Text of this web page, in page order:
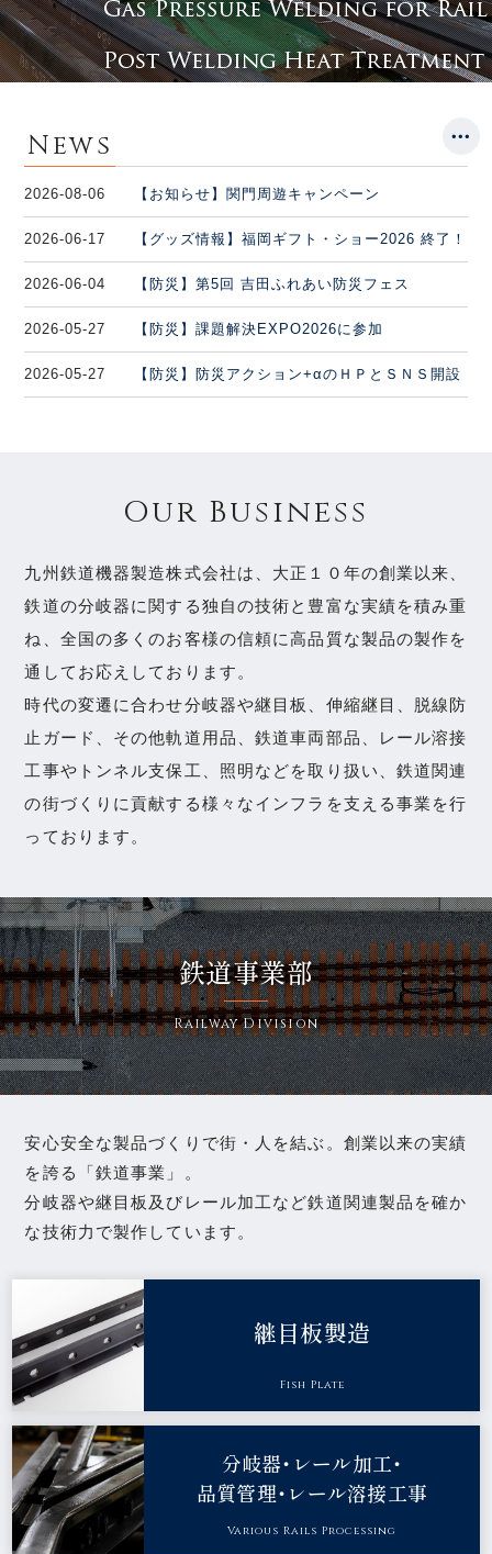
レール加工製造会社が
レール加工製造会社が
News
2026-08-06 【お知らせ】関門周遊キャンペーン
2026-06-17 【グッズ情報】福岡ギフト・ショー2026 終了！
2026-06-04 【防災】第5回 吉田ふれあい防災フェス
2026-05-27 【防災】課題解決EXPO2026に参加
2026-05-27 【防災】防災アクション+αのＨＰとＳＮＳ開設
Our Business
九州鉄道機器製造株式会社は、大正１０年の創業以来、
鉄道の分岐器に関する独自の技術と豊富な実績を積み重
ね、 全国の多くのお客様の信頼に高品質な製品の製作を
通してお応えしております。
時代の変遷に合わせ分岐器や継目板、伸縮継目、脱線防
止ガード、その他軌道用品、鉄道車両部品、レール溶接
工事や トンネル支保工、照明などを取り扱い、鉄道関連
の街づくりに貢献する様々なインフラを支える事業を行
っております。
鉄道事業部
Railway Division
安心安全な製品づくりで街・人を結ぶ。創業以来の実績
を誇る「鉄道事業」。
分岐器や継目板及びレール加工など鉄道関連製品を確か
な技術力で製作しています。
継目板製造
Fish Plate
分岐器・レール加工・
品質管理・レール溶接工事
Various Rails Processing